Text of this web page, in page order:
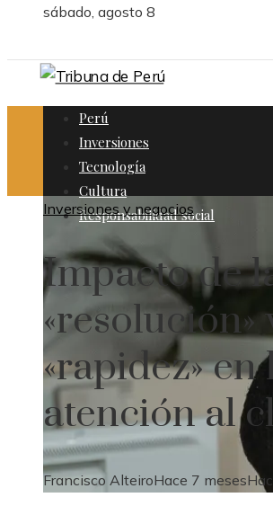
sábado, agosto 8
Perú
Inversiones
Tecnología
Cultura
Responsabilidad social
Inversiones y negocios
Impacto de
«resolución»
«rapidez» en
atención al
Francisco AlteiroHace 7 meses